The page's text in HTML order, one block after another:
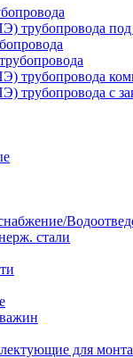
трубопровода под
трубопровода
трубопровода с
стали
для